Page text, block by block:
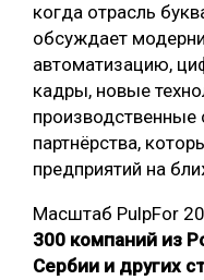
БЕЗОПАСНОЕ
СОРТИРОВКА ДРЕВЕСИНЫ
СУШКА ДРЕВЕСИНЫ
МЕБЕЛЬНОЕ
когда отрасль
обсуждает
автоматизацию,
кадры, новые
партнёрства,
предприятий на
Масштаб PulpFor
300 компаний из
Сербии и других